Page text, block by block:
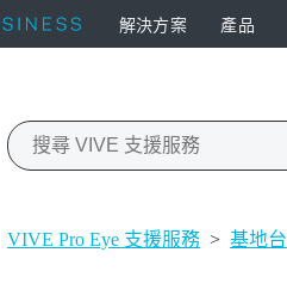
解決方案 產品
VIVE Pro Eye 支援服務 > 基地台